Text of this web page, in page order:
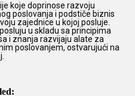
koje doprinose razvoju
poslovanja i podstiče biznis
zajednice u kojoj posluje.
u skladu sa principima
i znanja razvijaju alate za
poslovanjem, ostvarujući na